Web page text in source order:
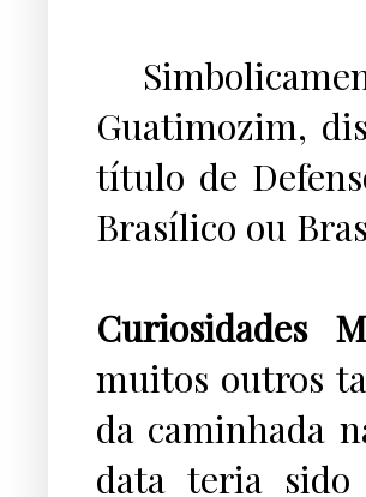
Guatimozim,
título de
Brasílico ou
Curiosidades
muitos outros
da caminhada
data teria sido